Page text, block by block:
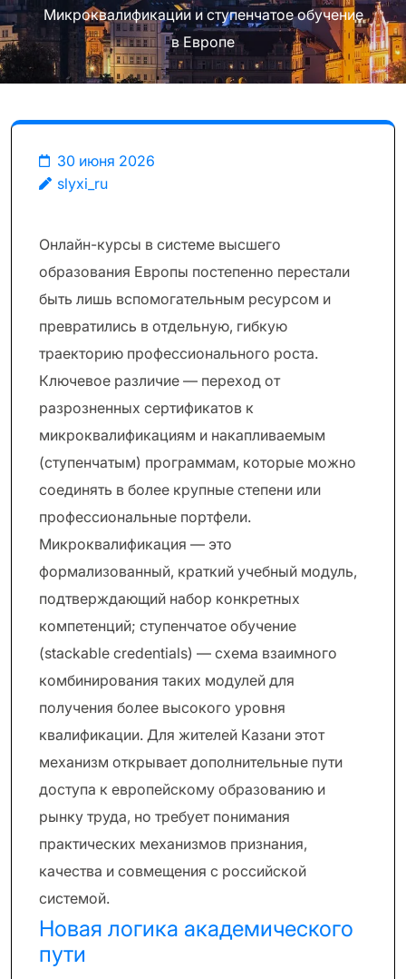
Микроквалификации и ступенчатое обучение
в Европе
30 июня 2026
slyxi_ru
Онлайн-курсы в системе высшего
образования Европы постепенно перестали
быть лишь вспомогательным ресурсом и
превратились в отдельную, гибкую
траекторию профессионального роста.
Ключевое различие — переход от
разрозненных сертификатов к
микроквалификациям и накапливаемым
(ступенчатым) программам, которые можно
соединять в более крупные степени или
профессиональные портфели.
Микроквалификация — это
формализованный, краткий учебный модуль,
подтверждающий набор конкретных
компетенций; ступенчатое обучение
(stackable credentials) — схема взаимного
комбинирования таких модулей для
получения более высокого уровня
квалификации. Для жителей Казани этот
механизм открывает дополнительные пути
доступа к европейскому образованию и
рынку труда, но требует понимания
практических механизмов признания,
качества и совмещения с российской
системой.
Новая логика академического
пути